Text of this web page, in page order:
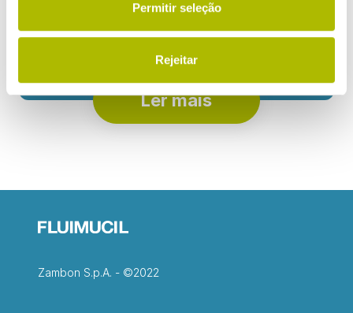
Permitir seleção
Rejeitar
AS FASES DA GRIPE EM
DETALHE
Ler mais
Zambon S.p.A. - ©2022